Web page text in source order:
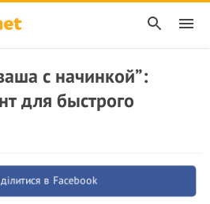
с начинкой”:
для быстрого
в Facebook